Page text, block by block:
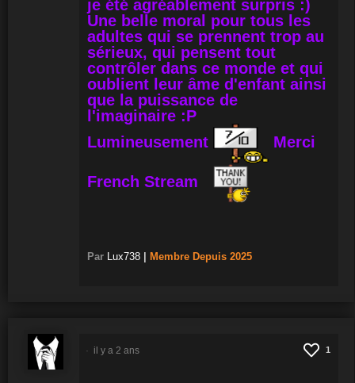
je été agréablement surpris :)
Une belle moral pour tous les
adultes qui se prennent trop au
sérieux, qui pensent tout
contrôler dans ce monde et qui
oublient leur âme d'enfant ainsi
que la puissance de
l'imaginaire :P
Lumineusement
Merci
French Stream
Par Lux738 Membre Depuis 2025
1
il y a 2 ans